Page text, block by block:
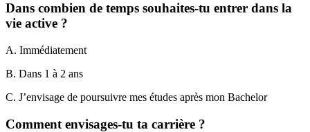
Dans combien de temps souhaites-tu entrer dans la
vie active ?
A. Immédiatement
B. Dans 1 à 2 ans
C. J’envisage de poursuivre mes études après mon Bachelor
Comment envisages-tu ta carrière ?